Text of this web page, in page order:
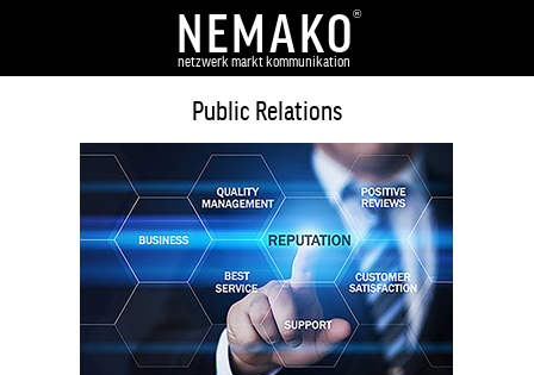
netzwerk markt kommunikation
NEMA KO®
Public Relations